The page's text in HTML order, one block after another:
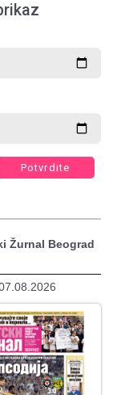
Potvrdite
Žurnal Beograd